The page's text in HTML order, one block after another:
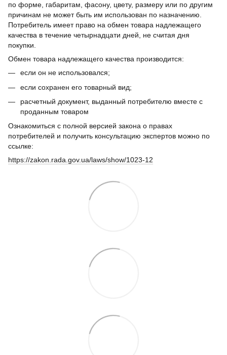
по форме, габаритам, фасону, цвету, размеру или по другим
причинам не может быть им использован по назначению.
Потребитель имеет право на обмен товара надлежащего
качества в течение четырнадцати дней, не считая дня
покупки.
Обмен товара надлежащего качества производится:
если он не использовался;
если сохранен его товарный вид;
расчетный документ, выданный потребителю вместе с
проданным товаром
Ознакомиться с полной версией закона о правах
потребителей и получить консультацию экспертов можно по
ссылке:
https://zakon.rada.gov.ua/laws/show/1023-12